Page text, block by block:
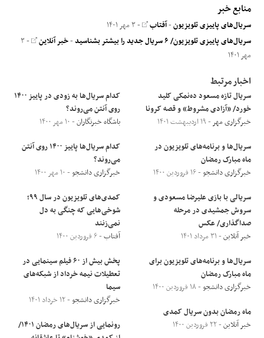
منابع خبر
سریال‌های پاییزی تلویزیون-آفتاب - ۳ مهر ۱۴۰۱
سریال‌های پاییزی تلویزیون/ ۶ سریال جدید را بیشتر بشناسید
-خبر آنلاین
- ۳
مهر ۱۴۰۱
اخبار مرتبط
سریال تازه مسعود ده‌نمکی کلید
خورد/ «آزادی مشروط» و قصه کرونا
خبرگزاری مهر- ۱۹ اردیبهشت ۱۴۰۱
سریال‌ها و برنامه‌های تلویزیون در
ماه مبارک رمضان
خبرگزاری دانشجو- ۱۶ فروردین ۱۴۰۰
سریالی با بازی علیرضا مسعودی و
سروش جمشیدی در مرحله
صداگذاری/ عکس
خبر آنلاین- ۳۱ مرداد ۱۴۰۱
سریال‌ها و برنامه‌های تلویزیون برای
ماه مبارک رمضان
خبرگزاری دانشجو- ۱۸ فروردین ۱۴۰۰
ماه رمضان بدون سریال کمدی
خبر آنلاین- ۲۲ فروردین ۱۴۰۰
کدام سریال‌ها به زودی در پاییز ۱۴۰۰
روی آنتن می‌روند؟
باشگاه خبرنگاران- ۱۰ مهر ۱۴۰۰
کدام سریال‌ها پاییز ۱۴۰۰ روی آنتن
می‌روند؟
خبرگزاری دانشجو- ۱۰ مهر ۱۴۰۰
کمدی‌های تلویزیون در سال ۹۹؛
شوخی‌هایی که چنگی به دل
نمی‌زنند
آفتاب- ۶ فروردین ۱۴۰۰
پخش بیش از ۶۰ فیلم سینمایی در
تعطیلات نیمه خرداد از شبکه‌های
سیما
خبرگزاری دانشجو- ۱۲ خرداد ۱۴۰۱
رونمایی از سریال‌های رمضان ۱۴۰۱/